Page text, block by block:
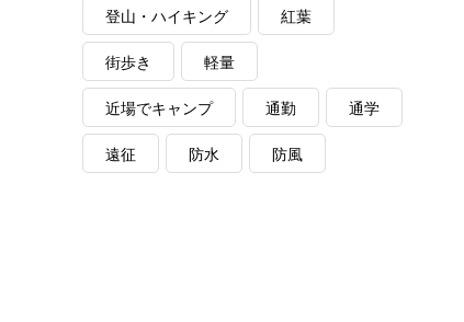
登山・ハイキング 紅葉
街歩き 軽量
近場でキャンプ 通勤 通学
遠征 防水 防風